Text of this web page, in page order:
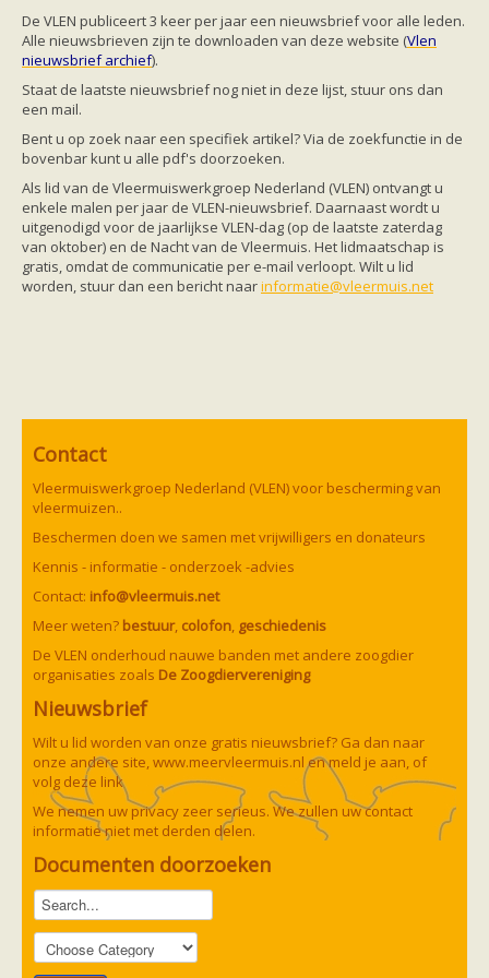
Limburg
Noord-Brabant
Noord-Holland
Overijssel
Utrecht
Zuid-Holland
Vleermuizen en ziektes
Bescherming
Soortbescherming
Gebiedsbescherming
Hulp bij bouwplannen en bomenkap
Vleermuisprotocol
Knelpunten in vleermuisbescherming
Vleermuis advies en onderzoekbureaus
Jeugd
Vleermuizen in de tuin
Aankondiging activiteiten
Ik ben op zoek naar een detector
Hoe vleermuizen leven
Voedsel en jagen
Echolocatie
Soorten
Baardvleermuis
Bechsteins vleermuis
Bosvleermuis
Bruine of gewone grootoorvleermuis
Franjestaart
Gewone dwergvleermuis
Grijze grootoorvleermuis
Grote rosse vleermuis
Ingekorven vleermuis
Kleine en grote hoefijzerneus
Laatvlieger
Mopsvleermuis
Noordse vleermuis
Rosse vleermuis
Gewone grootoorvleermuis
Paul van Hoof
De VLEN publiceert 3 keer per jaar een nieuwsbrief voor alle leden.
Alle nieuwsbrieven zijn te downloaden van deze website (Vlen
nieuwsbrief archief).
Staat de laatste nieuwsbrief nog niet in deze lijst, stuur ons dan
een mail.
Bent u op zoek naar een specifiek artikel? Via de zoekfunctie in de
bovenbar kunt u alle pdf's doorzoeken.
Als lid van de Vleermuiswerkgroep Nederland (VLEN) ontvangt u
enkele malen per jaar de VLEN-nieuwsbrief. Daarnaast wordt u
uitgenodigd voor de jaarlijkse VLEN-dag (op de laatste zaterdag
van oktober) en de Nacht van de Vleermuis. Het lidmaatschap is
gratis, omdat de communicatie per e-mail verloopt. Wilt u lid
worden, stuur dan een bericht naarinformatie@vleermuis.net
Contact
Vleermuiswerkgroep Nederland (VLEN) voor bescherming van
vleermuizen..
Beschermen doen we samen met vrijwilligers en donateurs
Kennis - informatie - onderzoek -advies
Contact: info@vleermuis.net
Meer weten? bestuur, colofon, geschiedenis
De VLEN onderhoud nauwe banden met andere zoogdier
organisaties zoals De Zoogdiervereniging
Nieuwsbrief
Wilt u lid worden van onze gratis nieuwsbrief? Ga dan naar
onze andere site,www.meervleermuis.nlen meld je aan, of
volg deze link
We nemen uw privacy zeer serieus. We zullen uw contact
informatie niet met derden delen.
Documenten doorzoeken